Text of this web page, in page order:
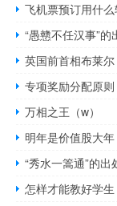
飞机票预订用什
“愚戆不任汉事”的
专项奖励分配原则
万相之王（w）
明年是价值股大年
“秀水一篙通”的出
怎样才能教好学生